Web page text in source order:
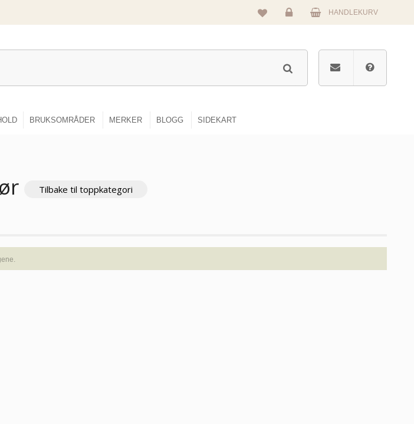
Logg
HANDLEKURV
BRUKSOMRÅDER MERKER BLOGG SIDEKART
Tilbake til toppkategori